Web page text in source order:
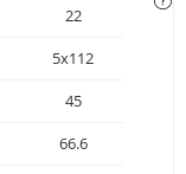
22
5x112
45
66.6